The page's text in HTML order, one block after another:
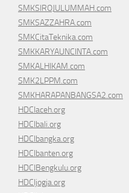
SMKSIROJULUMMAH.com
SMKSAZZAHRA.com
SMKCitaTeknika.com
SMKKARYAUNCINTA.com
SMKALHIKAM.com
SMK2LPPM.com
SMKHARAPANBANGSA2.com
HDCIaceh.org
HDCIbali.org
HDCIbangka.org
HDCIbanten.org
HDCIBengkulu.org
HDCIjogja.org